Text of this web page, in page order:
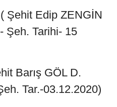
Şehit Edip ZENGİN
Şeh. Tarihi- 15
Barış GÖL D.
Tar.-03.12.2020)